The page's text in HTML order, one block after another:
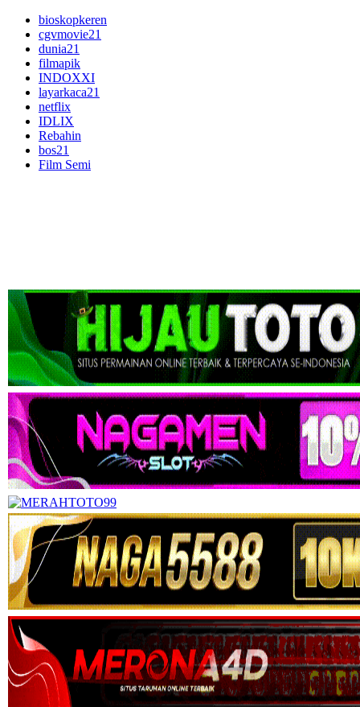
bioskopkeren
cgvmovie21
dunia21
filmapik
INDOXXI
layarkaca21
netflix
IDLIX
Rebahin
bos21
Film Semi